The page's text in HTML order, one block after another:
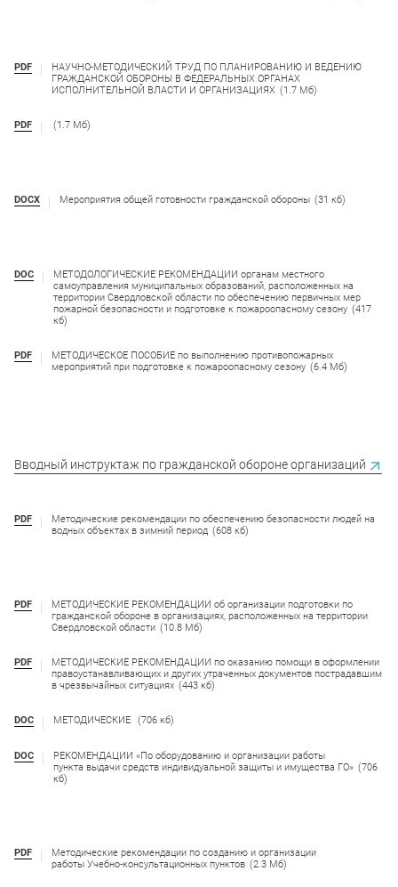
PDF
НАУЧНО-МЕТОДИЧЕСКИЙ ТРУД ПО ПЛАНИРОВАНИЮ И ВЕДЕНИЮ
ГРАЖДАНСКОЙ ОБОРОНЫ В ФЕДЕРАЛЬНЫХ ОРГАНАХ
ИСПОЛНИТЕЛЬНОЙ ВЛАСТИ И ОРГАНИЗАЦИЯХ (1.7 Мб)
PDF (1.7 Мб)
DOCX Мероприятия общей готовности гражданской обороны (31 кб)
DOC
МЕТОДОЛОГИЧЕСКИЕ РЕКОМЕНДАЦИИ органам местного
самоуправления муниципальных образований, расположенных на
территории Свердловской области по обеспечению первичных мер
пожарной безопасности и подготовке к пожароопасному сезону (417
кб)
PDF
МЕТОДИЧЕСКОЕ ПОСОБИЕ по выполнению противопожарных
мероприятий при подготовке к пожароопасному сезону (6.4 Мб)
Вводный инструктаж по гражданской обороне организаций
PDF
Методические рекомендации по обеспечению безопасности людей на
водных объектах в зимний период (608 кб)
PDF
МЕТОДИЧЕСКИЕ РЕКОМЕНДАЦИИ об организации подготовки по
гражданской обороне в организациях, расположенных на территории
Свердловской области (10.8 Мб)
PDF
МЕТОДИЧЕСКИЕ РЕКОМЕНДАЦИИ по оказанию помощи в оформлении
правоустанавливающих и других утраченных документов пострадавшим
в чрезвычайных ситуациях (443 кб)
DOC МЕТОДИЧЕСКИЕ (706 кб)
DOC
РЕКОМЕНДАЦИИ «По оборудованию и организации работы
пункта выдачи средств индивидуальной защиты и имущества ГО» (706
кб)
PDF
Методические рекомендации по созданию и организации
работы Учебно-консультационных пунктов (2.3 Мб)